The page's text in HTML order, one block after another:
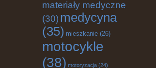
materiały medyczne
(30) medycyna
(35) mieszkanie (26)
motocykle
(38) motoryzacja (24)